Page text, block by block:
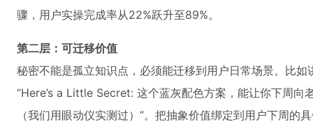
骤，用户实操完成率从22%跃升至89%。
第二层：可迁移价值
秘密不能是孤立知识点，必须能迁移到用户日常场景。比如
“Here’s a Little Secret: 这个蓝灰配色方案，能让你下周向
（我们用眼动仪实测过）”。把抽象价值绑定到用户下周的